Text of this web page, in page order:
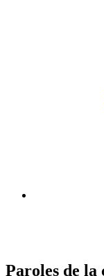
Paroles de la